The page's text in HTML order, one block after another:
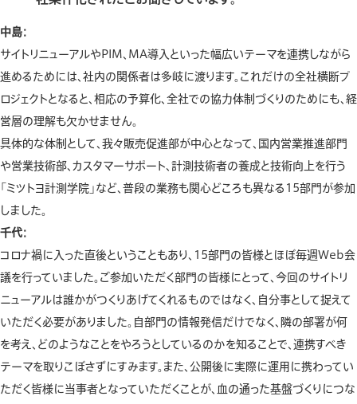
中島：
サイトリニューアルやPIM、MA導入といった幅広いテーマを連携しながら
進めるためには、社内の関係者は多岐に渡ります。これだけの全社横断プ
ロジェクトとなると、相応の予算化、全社での協力体制づくりのためにも、経
営層の理解も欠かせません。
具体的な体制として、我々販売促進部が中心となって、国内営業推進部門
や営業技術部、カスタマーサポート、計測技術者の養成と技術向上を行う
「ミツトヨ計測学院」など、普段の業務も関心どころも異なる15部門が参加
しました。
千代：
コロナ禍に入った直後ということもあり、15部門の皆様とほぼ毎週Web会
議を行っていました。ご参加いただく部門の皆様にとって、今回のサイトリ
ニューアルは誰かがつくりあげてくれるものではなく、自分事として捉えて
いただく必要がありました。自部門の情報発信だけでなく、隣の部署が何
を考え、どのようなことをやろうとしているのかを知ることで、連携すべき
テーマを取りこぼさずにすみます。また、公開後に実際に運用に携わってい
ただく皆様に当事者となっていただくことが、血の通った基盤づくりにつな